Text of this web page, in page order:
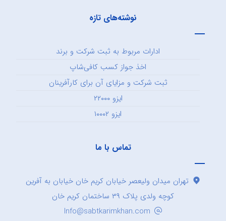
نوشته‌های تازه
ادارات مربوط به ثبت شرکت و برند
اخذ جواز کسب کافی‌شاپ
ثبت شرکت و مزایای آن برای کارآفرینان
ایزو ۲۲۰۰۰
ایزو ۱۰۰۰۲
تماس با ما
تهران میدان ولیعصر خیابان کریم خان خیابان به آفرین
کوچه ولدی پلاک ۳۹ ساختمان کریم خان
Info@sabtkarimkhan.com